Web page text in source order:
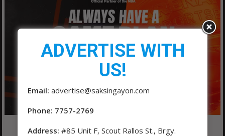
ADVERTISE WITH
US!
Email: advertise@saksingayon.com
Phone: 7757-2769
Address: #85 Unit F, Scout Rallos St., Brgy.